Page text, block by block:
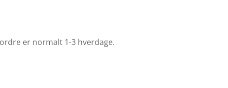
er normalt 1-3 hverdage.